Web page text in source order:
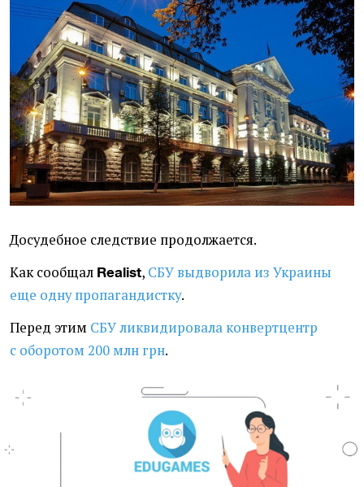
Досудебное следствие продолжается.
Как сообщал Realist, СБУ выдворила из Украины
еще одну пропагандистку.
Перед этим СБУ ликвидировала конвертцентр
с оборотом 200 млн грн.